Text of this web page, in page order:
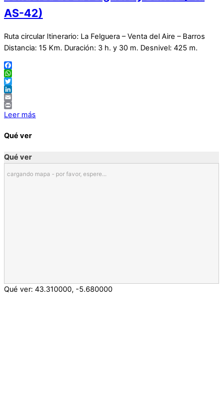
AS-42)
Ruta circular Itinerario: La Felguera – Venta del Aire – Barros
Distancia: 15 Km. Duración: 3 h. y 30 m. Desnivel: 425 m.
Facebook
WhatsApp
Twitter
LinkedIn
Email
Print
Leer más
Qué ver
Qué ver
cargando mapa - por favor, espere...
Qué ver: 43.310000, -5.680000